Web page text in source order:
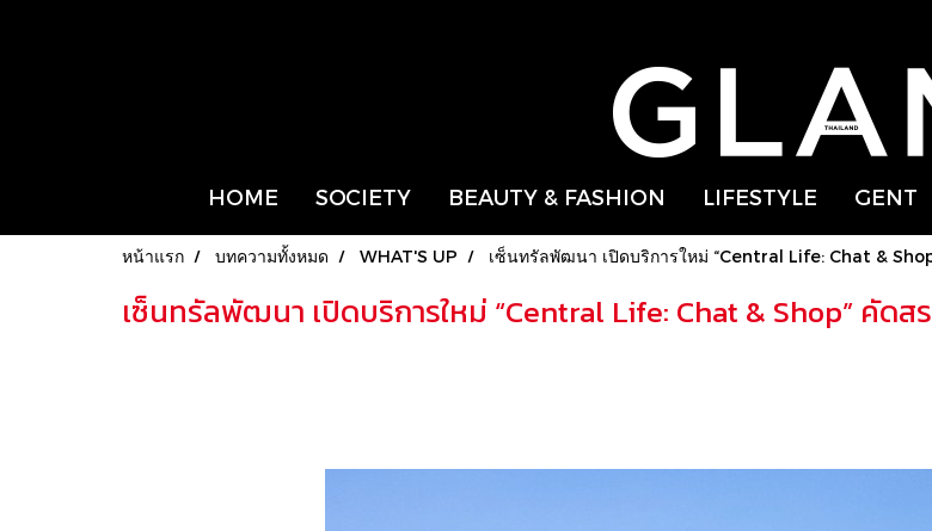
HOME SOCIETY BEAUTY & FASHION LIFESTYLE GENT
หน้าแรก บทความทั้งหมด WHAT'S UP เซ็นทรัลพัฒนา เปิดบริการใหม่ “Central Life: Chat &
เซ็นทรัลพัฒนา เปิดบริการใหม่ “Central Life: Chat & Shop” คัดส